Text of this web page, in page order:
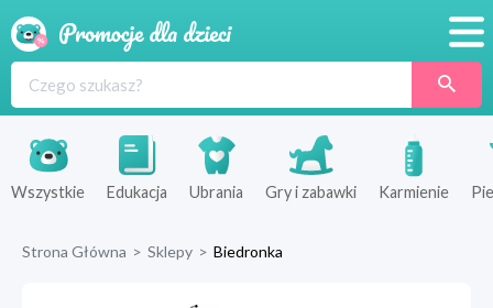
Produkty
Sklepy
Wszystkie Edukacja Ubrania Gry i zabawki Karmienie
Strona Główna > Sklepy > Biedronka